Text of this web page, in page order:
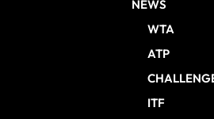
NEWS
WTA
ATP
ITF